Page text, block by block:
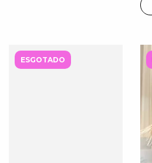
ESGOTADO